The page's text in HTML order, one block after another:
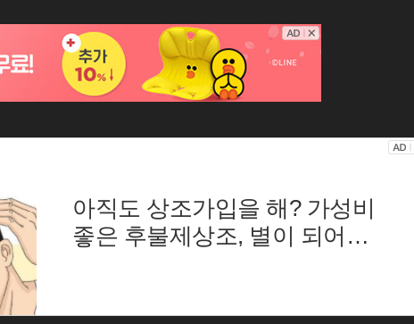
아직도 상조가입을 해? 가성비
좋은 후불제상조, 별이 되어